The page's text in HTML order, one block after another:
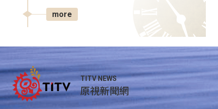
more
TITV NEWS
原視新聞網